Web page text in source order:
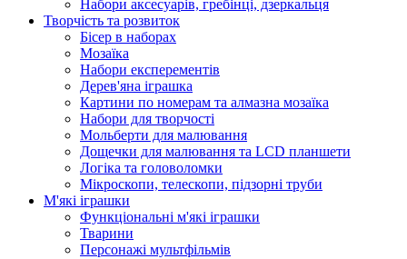
Набори аксесуарів, гребінці, дзеркальця
Творчість та розвиток
Бісер в наборах
Мозаїка
Набори експерементів
Дерев'яна іграшка
Картини по номерам та алмазна мозаїка
Набори для творчості
Мольберти для малювання
Дощечки для малювання та LCD планшети
Логіка та головоломки
Мікроскопи, телескопи, підзорні труби
М'які іграшки
Функціональні м'які іграшки
Тварини
Персонажі мультфільмів